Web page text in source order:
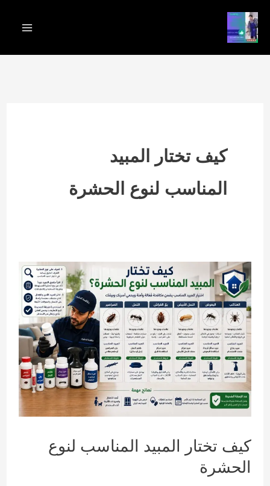
تخطي
إلى
المحتوى
كيف تختار المبيد
المناسب لنوع الحشرة
كيف تختار المبيد المناسب لنوع
الحشرة